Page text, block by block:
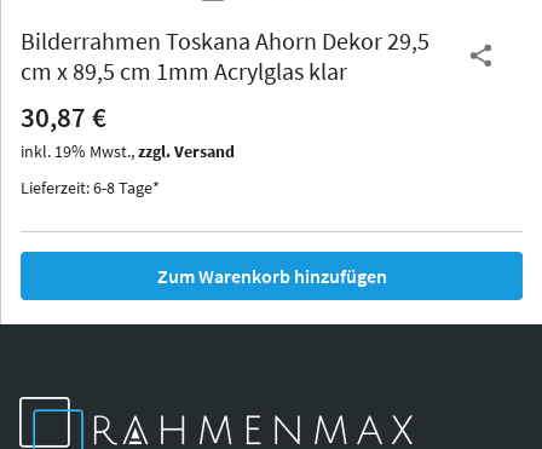
Iowa
Bilderrahmen Toskana Ahorn Dekor 29,5
cm x 89,5 cm 1mm Acrylglas klar
30,87 €
inkl. 19% Mwst.,zzgl. Versand
Lieferzeit: 6-8 Tage*
Zum Warenkorb hinzufügen